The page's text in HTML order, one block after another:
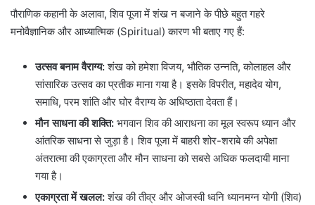
पौराणिक कहानी के अलावा, शिव पूजा में शंख न बजाने के पीछे बहुत गहरे
मनोवैज्ञानिक और आध्यात्मिक (Spiritual) कारण भी बताए गए हैं:
उत्सव बनाम वैराग्य:शंख को हमेशा विजय, भौतिक उन्नति, कोलाहल और
सांसारिक उत्सव का प्रतीक माना गया है। इसके विपरीत, महादेव योग,
समाधि, परम शांति और घोर वैराग्य के अधिष्ठाता देवता हैं।
मौन साधना की शक्ति: भगवान शिव की आराधना का मूल स्वरूप ध्यान और
आंतरिक साधना से जुड़ा है। शिव पूजा में बाहरी शोर-शराबे की अपेक्षा
अंतरात्मा की एकाग्रता और मौन साधना को सबसे अधिक फलदायी माना
गया है।
एकाग्रता में खलल:शंख की तीव्र और ओजस्वी ध्वनि ध्यानमग्न योगी (शिव)